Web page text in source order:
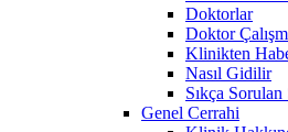
Doktorlar
Doktor
Klinikten
Nasıl Gidilir
Sıkça
Genel Cerrahi